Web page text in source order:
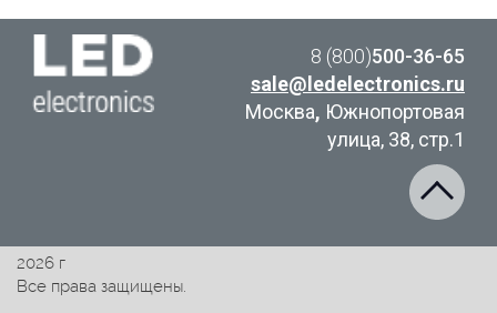
8 (800)500-36-65
sale@ledelectronics.ru
Москва, Южнопортовая
улица, 38, стр.1
2026 г
Все права защищены.